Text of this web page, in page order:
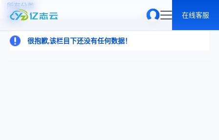
在线客服
所有分类
很抱歉,该栏目下还没有任何数据！